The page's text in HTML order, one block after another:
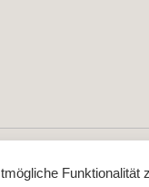
Funktionalität